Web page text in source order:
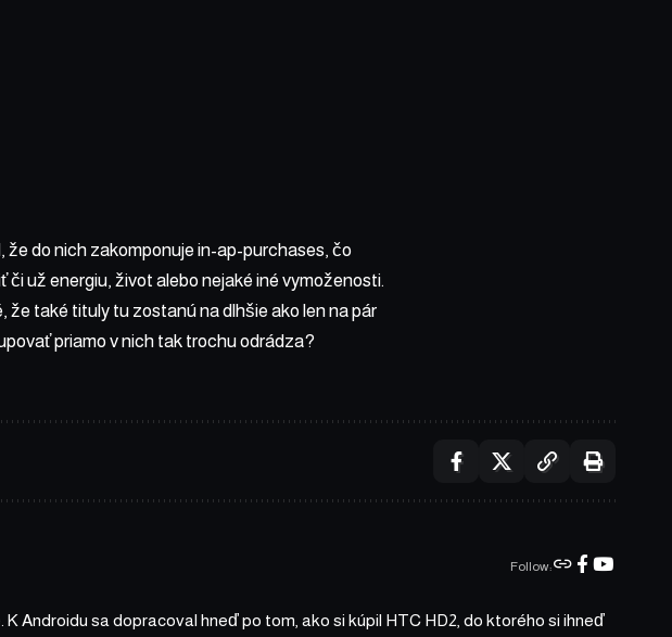
do nich zakomponuje in-ap-purchases, čo
už energiu, život alebo nejaké iné vymoženosti.
že také tituly tu zostanú na dlhšie ako len na pár
priamo v nich tak trochu odrádza?
Follow:
sa dopracoval hneď po tom, ako si kúpil HTC HD2, do ktorého si ihneď